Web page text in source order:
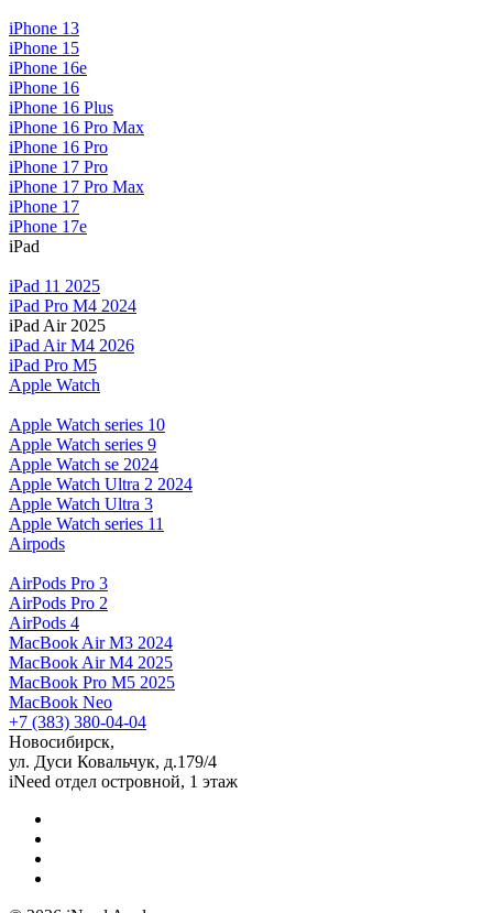
iPhone 13
iPhone 15
iPhone 16e
iPhone 16
iPhone 16 Plus
iPhone 16 Pro Max
iPhone 16 Pro
iPhone 17 Pro
iPhone 17 Pro Max
iPhone 17
iPhone 17e
iPad
iPad 11 2025
iPad Pro M4 2024
iPad Air 2025
iPad Air M4 2026
iPad Pro M5
Apple Watch
Apple Watch series 10
Apple Watch series 9
Apple Watch se 2024
Apple Watch Ultra 2 2024
Apple Watch Ultra 3
Apple Watch series 11
Airpods
AirPods Pro 3
AirPods Pro 2
AirPods 4
MacBook Air M3 2024
MacBook Air M4 2025
MacBook Pro M5 2025
MacBook Neo
+7 (383) 380-04-04
Новосибирск,
ул. Дуси Ковальчук, д.179/4
iNeed отдел островной, 1 этаж